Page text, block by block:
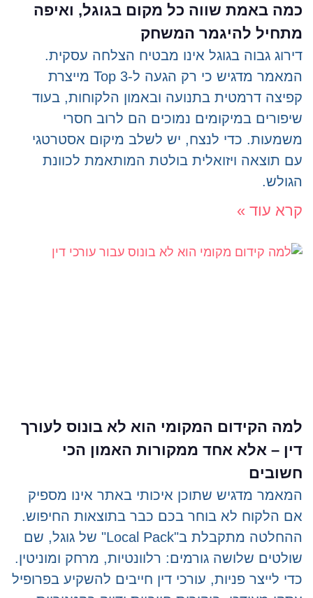
כמה באמת שווה כל מקום בגוגל, ואיפה
מתחיל להיגמר המשחק
דירוג גבוה בגוגל אינו מבטיח הצלחה עסקית.
המאמר מדגיש כי רק הגעה ל-Top 3 מייצרת
קפיצה דרמטית בתנועה ובאמון הלקוחות, בעוד
שיפורים במיקומים נמוכים הם לרוב חסרי
משמעות. כדי לנצח, יש לשלב מיקום אסטרטגי
עם תוצאה ויזואלית בולטת המותאמת לכוונת
הגולש.
קרא עוד »
למה הקידום המקומי הוא לא בונוס לעורך
דין – אלא אחד ממקורות האמון הכי
חשובים
המאמר מדגיש שתוכן איכותי באתר אינו מספיק
אם הלקוח לא בוחר בכם כבר בתוצאות החיפוש.
ההחלטה מתקבלת ב"Local Pack" של גוגל, שם
שולטים שלושה גורמים: רלוונטיות, מרחק ומוניטין.
כדי לייצר פניות, עורכי דין חייבים להשקיע בפרופיל